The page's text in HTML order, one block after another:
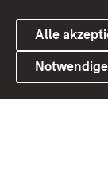
Link zum
Alle